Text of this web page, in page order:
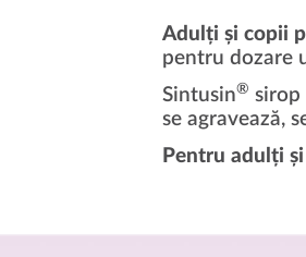
Adulți și copii
pentru dozare
Sintusin® sirop
se agravează,
Pentru adulți